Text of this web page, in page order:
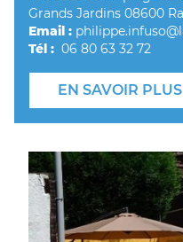
Grands Jardins 08600
Email :
Tél : 06 80 63 32 72
EN SAVOIR PLUS